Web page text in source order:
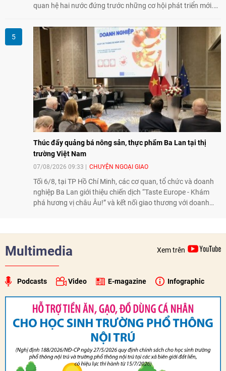
quan hệ hai nước đứng trước những cơ hội phát triển mới.
nhân dân có vai trò quan trọng trong việc củng cố nền tảng
xã hội, tăng cường hiểu biết, tin cậy và gắn bó giữa nhân
dân hai nước.
Thúc đẩy quảng bá nông sản, thực phẩm Ba Lan tại thị
trường Việt Nam
07/08/2026 09:33 CHUYỆN NGOẠI GIAO
Tối 6/8, tại TP Hồ Chí Minh, các cơ quan, tổ chức và doanh
nghiệp Ba Lan giới thiệu chiến dịch “Taste Europe - Khám
phá hương vị châu Âu!” và kết nối giao thương với doanh
Multimedia Xem trên
Podcasts Video E-magazine Infographic